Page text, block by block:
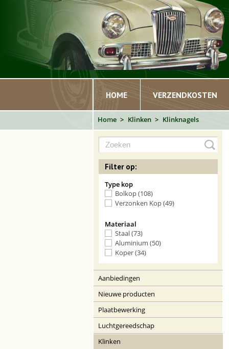
HOME VERZENDKOSTEN
Home Klinken Klinknagels
Filter op:
Type kop
Bolkop (108)
Verzonken Kop (49)
Materiaal
Staal (73)
Aluminium (50)
Koper (34)
Aanbiedingen
Nieuwe producten
Plaatbewerking
Luchtgereedschap
Klinken